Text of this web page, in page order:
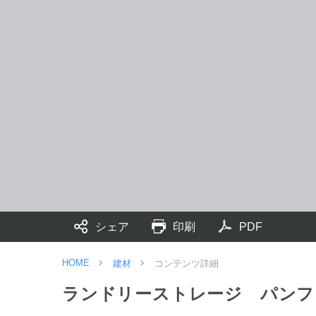
シェア 印刷 PDF
HOME 建材 コンテンツ詳細
ランドリーストレージ パン